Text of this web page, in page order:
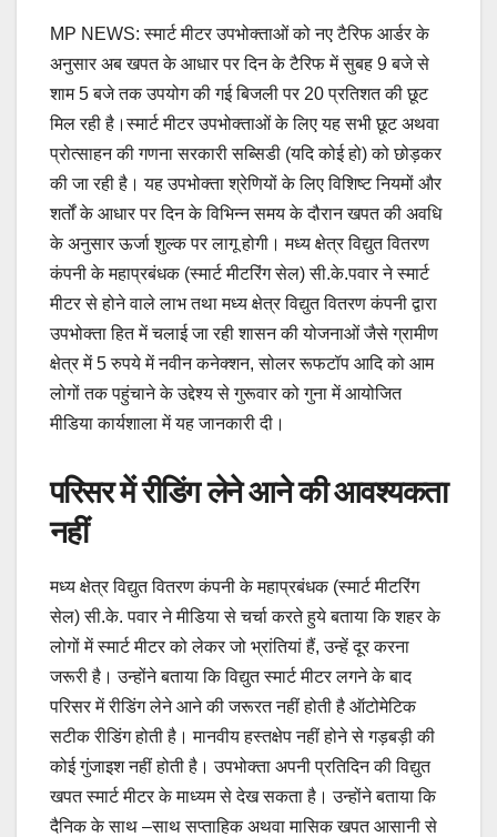
MP NEWS: स्मार्ट मीटर उपभोक्ताओं को नए टैरिफ आर्डर के
अनुसार अब खपत के आधार पर दिन के टैरिफ में सुबह 9 बजे से
शाम 5 बजे तक उपयोग की गई बिजली पर 20 प्रतिशत की छूट
मिल रही है।स्मार्ट मीटर उपभोक्ताओं के लिए यह सभी छूट अथवा
प्रोत्साहन की गणना सरकारी सब्सिडी (यदि कोई हो) को छोड़कर
की जा रही है। यह उपभोक्ता श्रेणियों के लिए विशिष्ट नियमों और
शर्तों के आधार पर दिन के विभिन्न समय के दौरान खपत की अवधि
के अनुसार ऊर्जा शुल्क पर लागू होगी। मध्य क्षेत्र विद्युत वितरण
कंपनी के महाप्रबंधक (स्मार्ट मीटरिंग सेल) सी.के.पवार ने स्मार्ट
मीटर से होने वाले लाभ तथा मध्य क्षेत्र विद्युत वितरण कंपनी द्वारा
उपभोक्ता हित में चलाई जा रही शासन की योजनाओं जैसे ग्रामीण
क्षेत्र में 5 रुपये में नवीन कनेक्शन, सोलर रूफटॉप आदि को आम
लोगों तक पहुंचाने के उद्देश्य से गुरूवार को गुना में आयोजित
मीडिया कार्यशाला में यह जानकारी दी।
परिसर में रीडिंग लेने आने की आवश्यकता
नहीं
मध्य क्षेत्र विद्युत वितरण कंपनी के महाप्रबंधक (स्मार्ट मीटरिंग
सेल) सी.के. पवार ने मीडिया से चर्चा करते हुये बताया कि शहर के
लोगों में स्मार्ट मीटर को लेकर जो भ्रांतियां हैं, उन्हें दूर करना
जरूरी है। उन्होंने बताया कि विद्युत स्मार्ट मीटर लगने के बाद
परिसर में रीडिंग लेने आने की जरूरत नहीं होती है ऑटोमेटिक
सटीक रीडिंग होती है। मानवीय हस्तक्षेप नहीं होने से गड़बड़ी की
कोई गुंजाइश नहीं होती है। उपभोक्ता अपनी प्रतिदिन की विद्युत
खपत स्मार्ट मीटर के माध्यम से देख सकता है। उन्होंने बताया कि
दैनिक के साथ –साथ सप्ताहिक अथवा मासिक खपत आसानी से